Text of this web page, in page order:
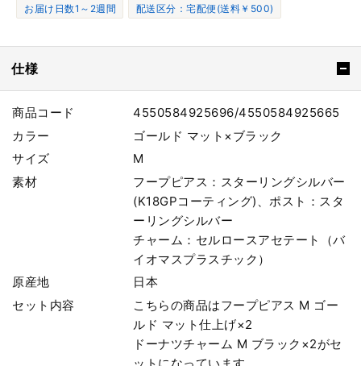
お届け日数1～2週間
配送区分：宅配便(送料￥500)
仕様
商品コード
4550584925696/4550584925665
カラー
ゴールド マット×ブラック
サイズ
M
素材
フープピアス：スターリングシルバー
(K18GPコーティング)、ポスト：スタ
ーリングシルバー
チャーム：セルロースアセテート（バ
イオマスプラスチック）
原産地
日本
セット内容
こちらの商品はフープピアス M ゴー
ルド マット仕上げ×2
ドーナツチャーム M ブラック×2がセ